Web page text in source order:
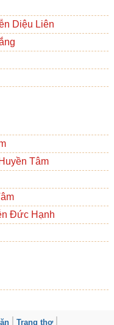
Diệu Liên
Tâm
Đức Hạnh
Trang thơ